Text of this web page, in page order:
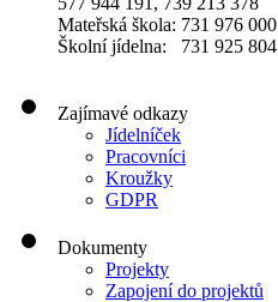
Mateřská škola: 731 976 000
Školní jídelna: 731 925 804
Zajímavé odkazy
Jídelníček
Pracovníci
Kroužky
GDPR
Dokumenty
Projekty
Zapojení do projektů